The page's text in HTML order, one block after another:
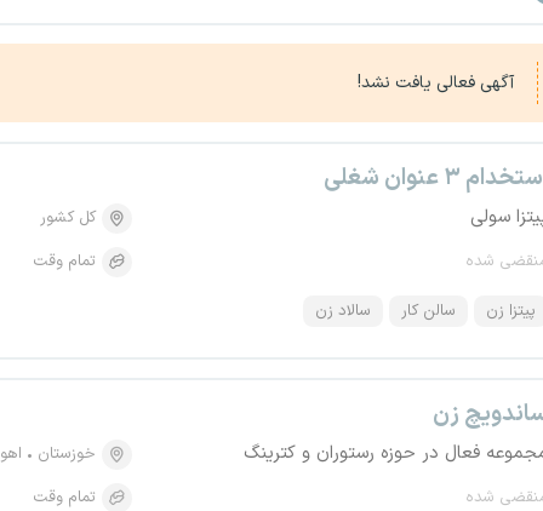
آگهی فعالی یافت نشد!
۳ عنوان شغلی
سولی
شده
کل کشور
تمام وقت
پیتزا زن سالن کار سالاد زن
زن
فعال در حوزه رستوران و کترینگ
شده
خوزستان
تمام وقت